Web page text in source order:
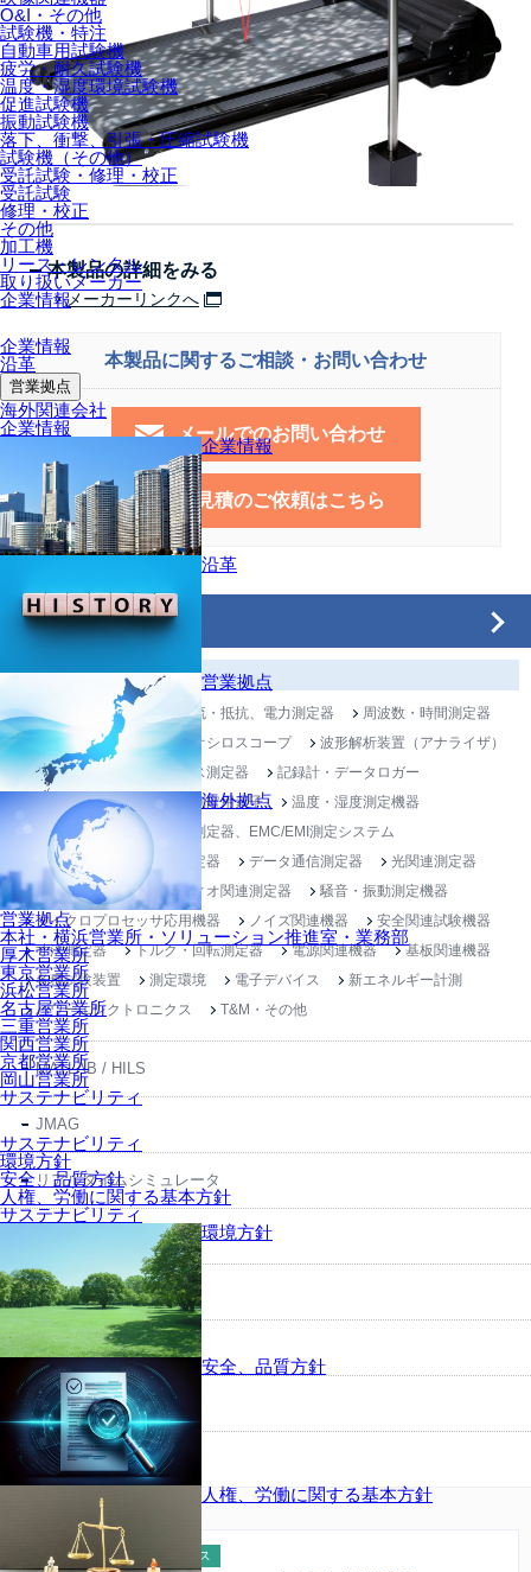
O&I・その他
試験機・特注
自動車用試験機
疲労・耐久試験機
温度・湿度環境試験機
促進試験機
振動試験機
落下、衝撃、引張・圧縮試験機
試験機（その他）
受託試験・修理・校正
受託試験
修理・校正
その他
加工機
リース・レンタル
取り扱いメーカー
企業情報
企業情報
沿革
営業拠点
海外関連会社
企業情報
企業情報
沿革
営業拠点
海外拠点
営業拠点
本社・横浜営業所・ソリューション推進室・業務部
厚木営業所
東京営業所
浜松営業所
名古屋営業所
三重営業所
関西営業所
京都営業所
岡山営業所
サステナビリティ
サステナビリティ
環境方針
安全、品質方針
人権、労働に関する基本方針
サステナビリティ
環境方針
安全、品質方針
人権、労働に関する基本方針
本製品の詳細をみる
メーカーリンクへ
本製品に関するご相談・お問い合わせ
メールでのお問い合わせ
お見積のご依頼はこちら
製品トピックス
電子計測器
センシング 電圧・電流・抵抗、電力測定器
周波数・時間測定器
発振器・信号発生器
オシロスコープ
波形解析装置（アナライザ）
回路素子・インピーダンス測定器
記録計・データロガー
減衰器・増幅器・その他測定用素子
温度・湿度測定機器
伝送特性測定器
電波測定器、EMC/EMI測定システム
無線通信・移動体通信測定器
データ通信測定器
光関連測定器
テレビ・ビデオ・オーディオ関連測定器
騒音・振動測定機器
マイクロプロセッサ応用機器
ノイズ関連機器
安全関連試験機器
寸法測定器
トルク・回転測定器 電源関連機器
基板関連機器
各種試験装置
測定環境 電子デバイス
新エネルギー計測
パワーエレクトロニクス
T&M・その他
MATLAB / HILS
JMAG
リアルタイムシミュレータ
コンピューター機器
観測・画像機器
試験機・特注
受託試験・修理・校正
その他
新着情報
2026.08.06 製品トピックス